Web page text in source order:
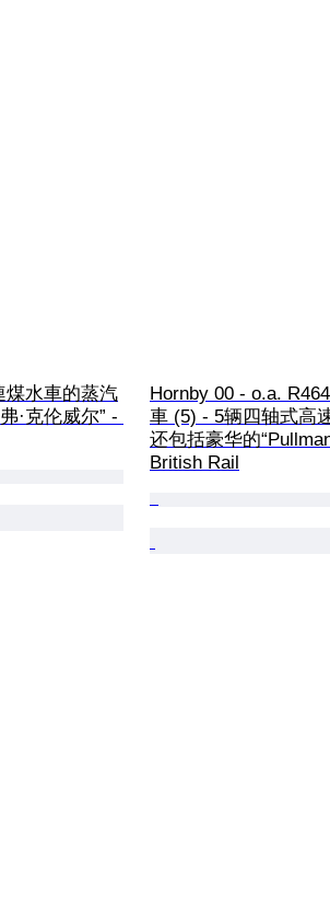
煤水車的蒸汽
·克伦威尔” -
Hornby 00 - o.a.
車 (5) - 5辆四轴式高
还包括豪华的
British Rail